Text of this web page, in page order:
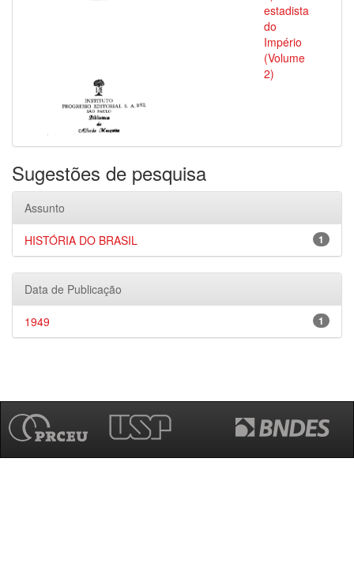
estadista
do
Império
(Volume
2)
Sugestões de pesquisa
Assunto
1
HISTÓRIA DO BRASIL
Data de Publicação
1
1949